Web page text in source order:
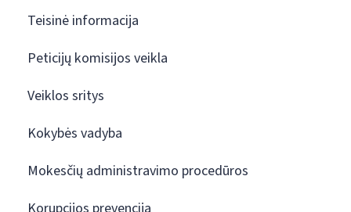
Teisinė informacija
Peticijų komisijos veikla
Veiklos sritys
Kokybės vadyba
Mokesčių administravimo procedūros
Korupcijos prevencija